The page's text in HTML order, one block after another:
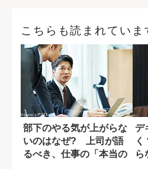
こちらも読まれていま
部下のやる気が上がらな
いのはなぜ? 上司が語
るべき、仕事の「本当の
デ
ら